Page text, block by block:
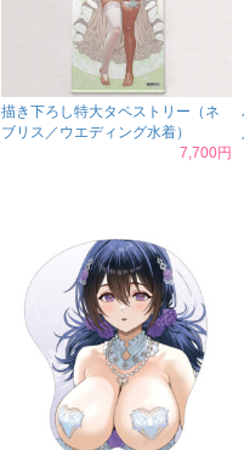
描き下ろし特大タペストリー（ネ
ブリス／ウエディング水着）
7,700円